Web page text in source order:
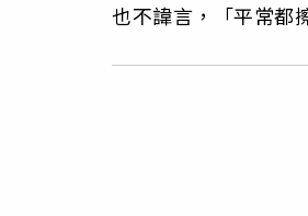
也不諱言，「平常都